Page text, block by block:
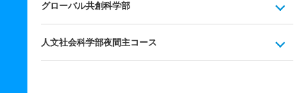
グローバル共創科学部
人文社会科学部夜間主コース